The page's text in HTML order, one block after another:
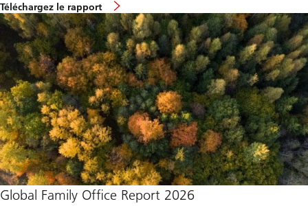
Téléchargez le rapport
o
r
g
l
o
b
a
l
w
e
a
l
t
h
r
e
p
o
Global Family Office Report 2026